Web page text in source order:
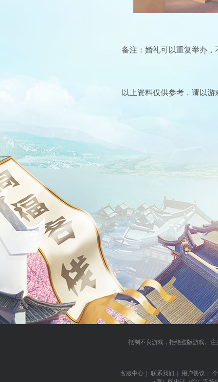
备注：婚礼可以重复举办，
以上资料仅供参考，请以
抵制不良游戏，拒绝盗版游戏。
客服中心 联系我们 用户协议